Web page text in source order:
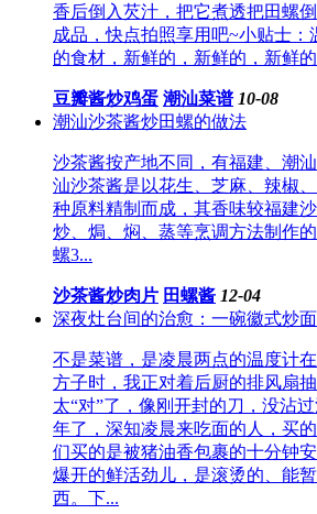
香后倒入芡汁，把它煮透把田螺
成品，快点拍照享用吧~小贴士：
的食材，新鲜的，新鲜的，新鲜
豆瓣酱炒鸡蛋 潮汕菜谱 10-08
潮汕沙茶酱炒田螺的做法
沙茶酱按产地不同，有福建、潮
汕沙茶酱是以花生、芝麻、辣椒
种原料精制而成，其香味较福建
炒、焗、焖、蒸等烹调方法制作
螺3...
沙茶酱炒肉片 田螺酱 12-04
深夜灶台间的治愈：一碗徽式炒
不是菜谱，是凌晨两点的温度计
方子时，我正对着后厨的排风扇
太“对”了，像刚开封的刀，没沾
年了，深知凌晨来吃面的人，买
们买的是被猪油香包裹的十分钟
爆开的鲜活劲儿，是滚烫的、能
西。下...